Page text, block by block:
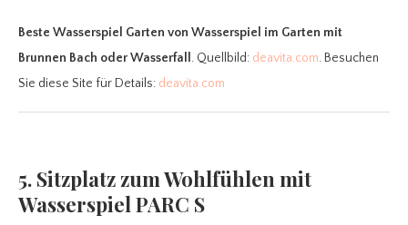
Beste Wasserspiel Garten von Wasserspiel im Garten mit
Brunnen Bach oder Wasserfall . Quellbild: deavita.com. Besuchen
Sie diese Site für Details: deavita.com
5. Sitzplatz zum Wohlfühlen mit
Wasserspiel PARC S